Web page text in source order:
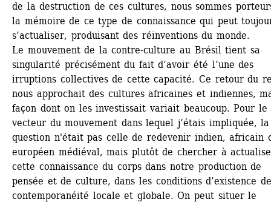
de la destruction de ces cultures, nous sommes
la mémoire de ce type de connaissance qui peut
s’actualiser, produisant des réinventions du monde.
Le mouvement de la contre-culture au Brésil tient sa
singularité précisément du fait d’avoir été l’une des
irruptions collectives de cette capacité. Ce retour du
nous approchait des cultures africaines et indiennes,
façon dont on les investissait variait beaucoup. Pour le
vecteur du mouvement dans lequel j’étais impliquée, la
question n'était pas celle de redevenir indien, africain
européen médiéval, mais plutôt de chercher à
cette connaissance du corps dans notre production de
pensée et de culture, dans les conditions d’existence
contemporanéité locale et globale. On peut situer le